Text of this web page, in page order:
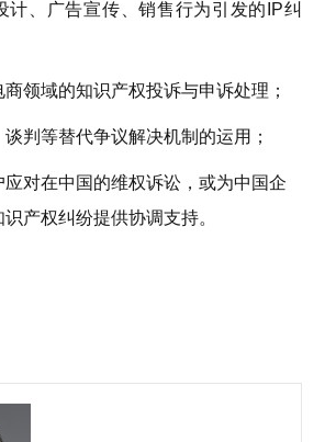
计、广告宣传、销售行为引发的IP纠
领域的知识产权投诉与申诉处理；
判等替代争议解决机制的运用；
应对在中国的维权诉讼，或为中国企
产权纠纷提供协调支持。